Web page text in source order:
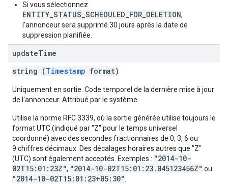
Si vous sélectionnez
ENTITY_STATUS_SCHEDULED_FOR_DELETION,
l'annonceur sera supprimé 30 jours après la date de
suppression planifiée.
updateTime
string (Timestamp format)
Uniquement en sortie. Code temporel de la dernière mise à jour
de l'annonceur. Attribué par le système.
Utilise la norme RFC 3339, où la sortie générée utilise toujours le
format UTC (indiqué par "Z" pour le temps universel
coordonné) avec des secondes fractionnaires de 0, 3, 6 ou
9 chiffres décimaux. Des décalages horaires autres que "Z"
(UTC) sont également acceptés. Exemples : "2014-10-
02T15:01:23Z", "2014-10-02T15:01:23.045123456Z" ou
"2014-10-02T15:01:23+05:30"